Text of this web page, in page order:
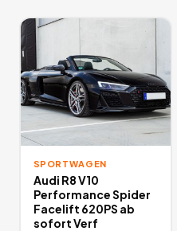
SPORTWAGEN
Audi R8 V10
Performance Spider
Facelift 620PS ab
sofort Verf